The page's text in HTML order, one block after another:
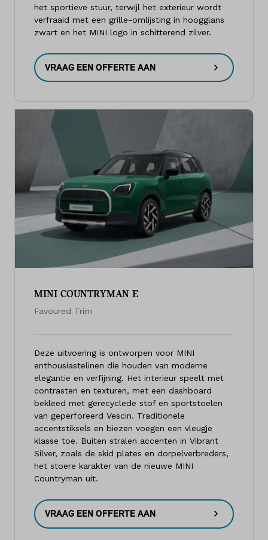
het sportieve stuur, terwijl het exterieur wordt
verfraaid met een grille-omlijsting in hoogglans
zwart en het MINI logo in schitterend zilver.
VRAAG EEN OFFERTE AAN
MINI COUNTRYMAN E
Favoured Trim
Deze uitvoering is ontworpen voor MINI
enthousiastelinen die houden van moderne
elegantie en verfijning. Het interieur speelt met
contrasten en texturen, met een dashboard
bekleed met gerecyclede stof en sportstoelen
van geperforeerd Vescin. Traditionele
accentstiksels en biezen voegen een vleugje
klasse toe. Buiten stralen accenten in Vibrant
Silver, zoals de skid plates en dorpelverbreders,
het stoere karakter van de nieuwe MINI
Countryman uit.
VRAAG EEN OFFERTE AAN